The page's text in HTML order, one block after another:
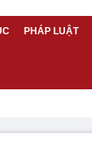
PHÁP LUẬT